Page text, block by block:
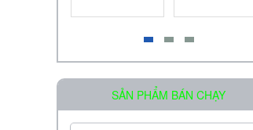
SẢN PHẨM BÁN CHẠY
Loa Treo Tường Kasen 206 GT
Liên hệ